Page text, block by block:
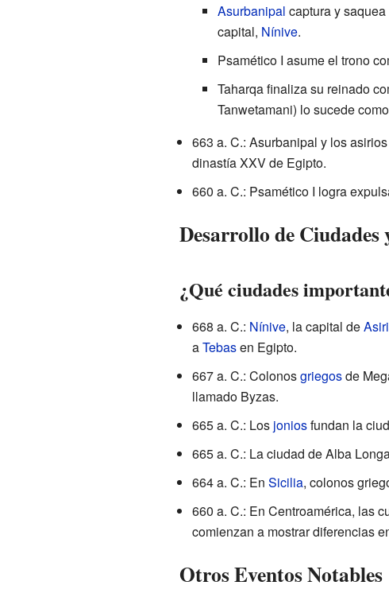
Asurbanipal captura y
capital, Nínive.
Psamético I asume el trono
Taharqa finaliza su reinado
Tanwetamani) lo sucede
663 a. C.: Asurbanipal y los
dinastía XXV de Egipto.
660 a. C.: Psamético I logra
Desarrollo de
¿Qué ciudades
668 a. C.: Nínive, la capital de
aTebasen Egipto.
667 a. C.: Colonosgriegosde
llamado Byzas.
665 a. C.: Los joniosfundan la
665 a. C.: La ciudad de Alba
664 a. C.: En Sicilia, colonos
660 a. C.: En Centroamérica, las
comienzan a mostrar diferencias
Otros Eventos Notables